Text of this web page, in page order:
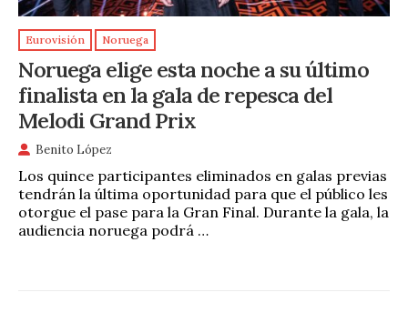
Eurovisión Noruega
Noruega elige esta noche a su último
finalista en la gala de repesca del
Melodi Grand Prix
Benito López
Los quince participantes eliminados en galas previas
tendrán la última oportunidad para que el público les
otorgue el pase para la Gran Final. Durante la gala, la
audiencia noruega podrá …